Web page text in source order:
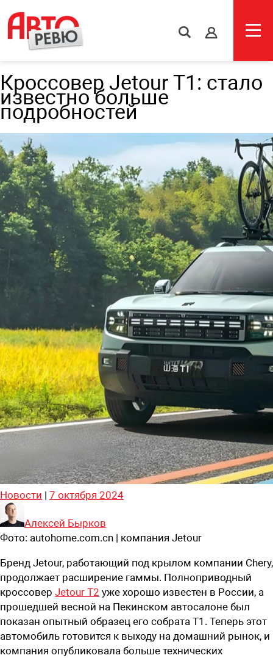
s
Кроссовер Jetour T1: стало
известно больше
подробностей
Новости | 7 октября 2024
Алексей Бырков
Фото: autohome.com.cn | компания Jetour
Бренд Jetour, работающий под крылом компании Chery,
продолжает расширение гаммы. Полноприводный
кроссовер Jetour T2 уже хорошо известен в России, а
прошедшей весной на Пекинском автосалоне был
показан опытный образец его собрата T1. Теперь этот
автомобиль готовится к выходу на домашний рынок, и
компания опубликовала больше технических